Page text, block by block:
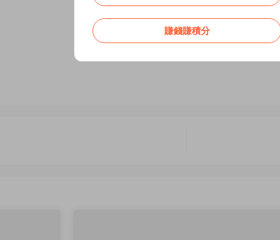
0 0
賺錢賺積分